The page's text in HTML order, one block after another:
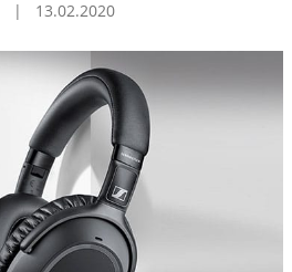
Wydarzenia
Prezentacje
Wywiady
Muzyka
Filmy
| 13.02.2020